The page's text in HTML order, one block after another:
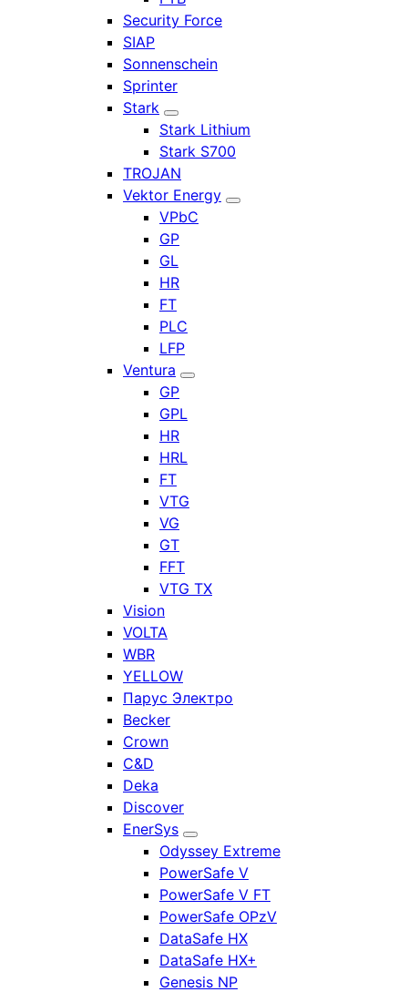
Security Force
SIAP
Sonnenschein
Sprinter
Stark
Stark Lithium
Stark S700
TROJAN
Vektor Energy
VPbC
GP
GL
HR
FT
PLC
LFP
Ventura
GP
GPL
HR
HRL
FT
VTG
VG
GT
FFT
VTG TX
Vision
VOLTA
WBR
YELLOW
Парус Электро
Becker
Crown
C&D
Deka
Discover
EnerSys
Odyssey Extreme
PowerSafe V
PowerSafe V FT
PowerSafe OPzV
DataSafe HX
DataSafe HX+
Genesis NP